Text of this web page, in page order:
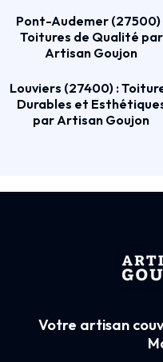
Pont-Audemer (27500)
Toitures de Qualité par
Artisan Goujon
Louviers (27400) :
Durables et
par Artisan Goujon
Votre artisan